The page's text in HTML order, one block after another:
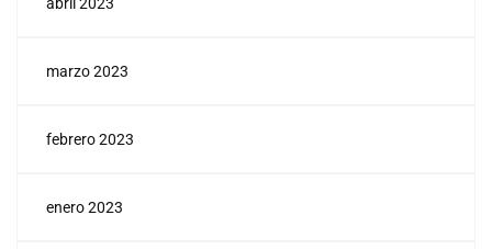
abril 2023
marzo 2023
febrero 2023
enero 2023